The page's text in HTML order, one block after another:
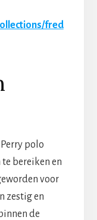
fred
polo
bereiken en
voor
zestig en
de